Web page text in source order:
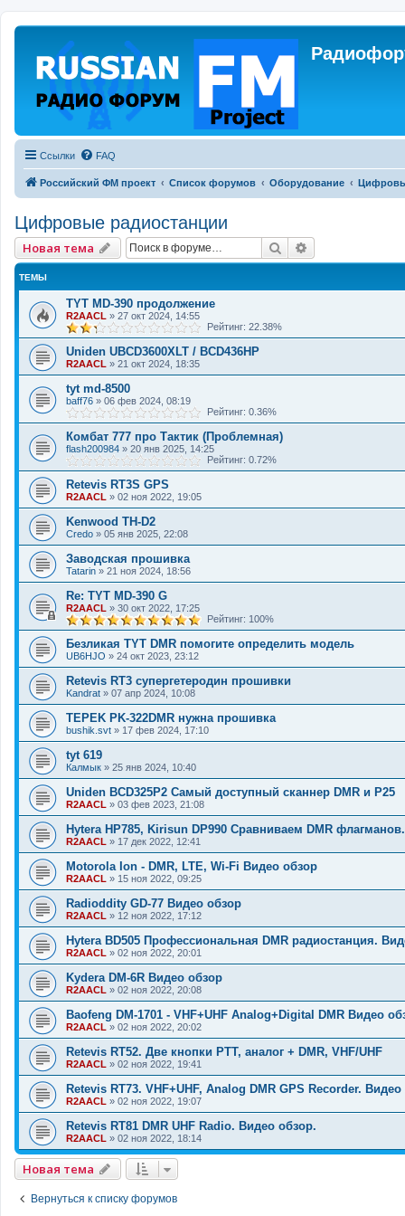
Ссылки FAQ
Российский ФМ проект Список форумов Оборудование
Цифровые радиостанции
Новая тема Поиск
ТЕМЫ
TYT MD-390 продолжение
R2AACL » 27 окт 2024, 14:55
Рейтинг: 22.38%
Uniden UBCD3600XLT / BCD436HP
R2AACL » 21 окт 2024, 18:35
tyt md-8500
baff76 » 06 фев 2024, 08:19
Рейтинг: 0.36%
Комбат 777 про Тактик (Проблемная)
flash200984 » 20 янв 2025, 14:25
Рейтинг: 0.72%
Retevis RT3S GPS
R2AACL » 02 ноя 2022, 19:05
Kenwood TH-D2
Credo » 05 янв 2025, 22:08
Заводская прошивка
Tatarin » 21 ноя 2024, 18:56
Re: TYT MD-390 G
R2AACL » 30 окт 2022, 17:25
Рейтинг: 100%
Безликая TYT DMR помогите определить модель
UB6HJO » 24 окт 2023, 23:12
Retevis RT3 супергетеродин прошивки
Kandrat » 07 апр 2024, 10:08
TEPEK PK-322DMR нужна прошивка
bushik.svt » 17 фев 2024, 17:10
tyt 619
Калмык » 25 янв 2024, 10:40
Uniden BCD325P2 Самый доступный сканнер DMR и P25
R2AACL » 03 фев 2023, 21:08
Hytera HP785, Kirisun DP990 Сравниваем DMR флагманов.
R2AACL » 17 дек 2022, 12:41
Motorola Ion - DMR, LTE, Wi-Fi Видео обзор
R2AACL » 15 ноя 2022, 09:25
Radioddity GD-77 Видео обзор
R2AACL » 12 ноя 2022, 17:12
Hytera BD505 Профессиональная DMR радиостанция.
R2AACL » 02 ноя 2022, 20:01
Kydera DM-6R Видео обзор
R2AACL » 02 ноя 2022, 20:08
Baofeng DM-1701 - VHF+UHF Analog+Digital DMR Видео
R2AACL » 02 ноя 2022, 20:02
Retevis RT52. Две кнопки PTT, аналог + DMR, VHF/UHF
R2AACL » 02 ноя 2022, 19:41
Retevis RT73. VHF+UHF, Analog DMR GPS Recorder.
R2AACL » 02 ноя 2022, 19:07
Retevis RT81 DMR UHF Radio. Видео обзор.
R2AACL » 02 ноя 2022, 18:14
Новая тема
Вернуться к списку форумов